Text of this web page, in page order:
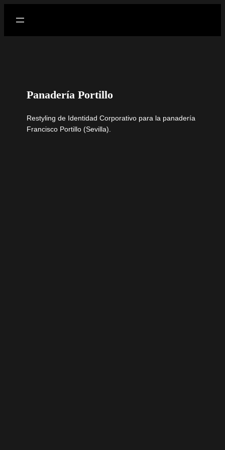
Panadería Portillo
Restyling de Identidad Corporativo para la panadería
Francisco Portillo (Sevilla).